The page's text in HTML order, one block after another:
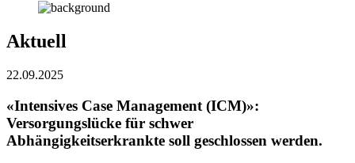
Aktuell
22.09.2025
«Intensives Case Management (ICM)»:
Versorgungslücke für schwer
Abhängigkeitserkrankte soll geschlossen werden.